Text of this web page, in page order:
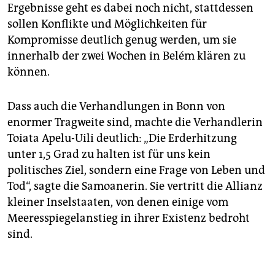
Ergebnisse geht es dabei noch nicht, stattdessen
sollen Konflikte und Möglichkeiten für
Kompromisse deutlich genug werden, um sie
innerhalb der zwei Wochen in Belém klären zu
können.
Dass auch die Verhandlungen in Bonn von
enormer Tragweite sind, machte die Verhandlerin
Toiata Apelu-Uili deutlich: „Die Erderhitzung
unter 1,5 Grad zu halten ist für uns kein
politisches Ziel, sondern eine Frage von Leben und
Tod“, sagte die Samoanerin. Sie vertritt die Allianz
kleiner Inselstaaten, von denen einige vom
Meeresspiegelanstieg in ihrer Existenz bedroht
sind.